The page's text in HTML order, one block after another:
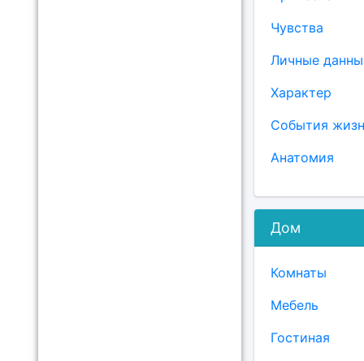
Чувства
Личные
Характер
События
Анатомия
Дом
Комнаты
Мебель
Гостиная